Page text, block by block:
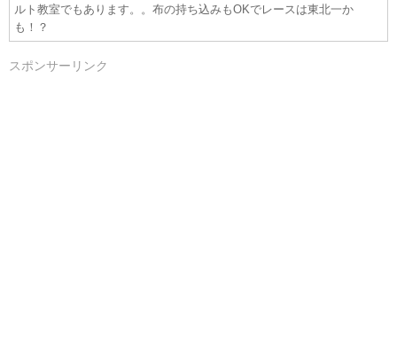
ルト教室でもあります。。布の持ち込みもOKでレースは東北一か
も！？
スポンサーリンク